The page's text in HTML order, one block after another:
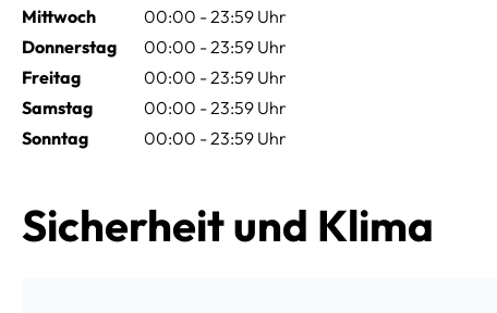
Mittwoch
00:00 - 23:59 Uhr
Donnerstag
00:00 - 23:59 Uhr
Freitag
00:00 - 23:59 Uhr
Samstag
00:00 - 23:59 Uhr
Sonntag
00:00 - 23:59 Uhr
Sicherheit und Klima